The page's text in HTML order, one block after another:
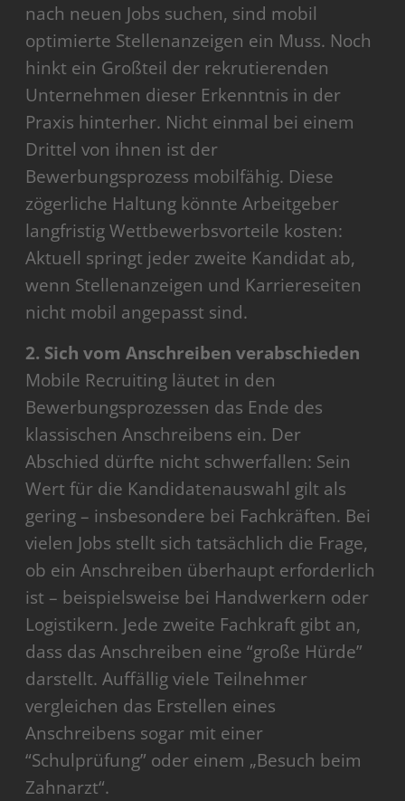
nach neuen Jobs suchen, sind mobil
optimierte Stellenanzeigen ein Muss. Noch
hinkt ein Großteil der rekrutierenden
Unternehmen dieser Erkenntnis in der
Praxis hinterher. Nicht einmal bei einem
Drittel von ihnen ist der
Bewerbungsprozess mobilfähig. Diese
zögerliche Haltung könnte Arbeitgeber
langfristig Wettbewerbsvorteile kosten:
Aktuell springt jeder zweite Kandidat ab,
wenn Stellenanzeigen und Karriereseiten
nicht mobil angepasst sind.
2. Sich vom Anschreiben verabschieden
Mobile Recruiting läutet in den
Bewerbungsprozessen das Ende des
klassischen Anschreibens ein. Der
Abschied dürfte nicht schwerfallen: Sein
Wert für die Kandidatenauswahl gilt als
gering – insbesondere bei Fachkräften. Bei
vielen Jobs stellt sich tatsächlich die Frage,
ob ein Anschreiben überhaupt erforderlich
ist – beispielsweise bei Handwerkern oder
Logistikern. Jede zweite Fachkraft gibt an,
dass das Anschreiben eine “große Hürde”
darstellt. Auffällig viele Teilnehmer
vergleichen das Erstellen eines
Anschreibens sogar mit einer
“Schulprüfung” oder einem „Besuch beim
Zahnarzt“.